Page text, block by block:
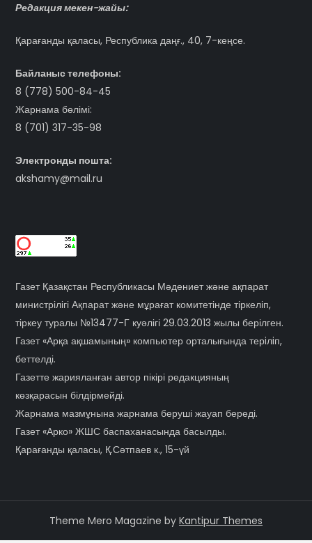
Редакция мекен-жайы:
Қарағанды қаласы, Республика даңғ., 40, 7-кеңсе.
Байланыс телефоны:
8 (778) 500-84-45
Жарнама бөлімі:
8 (701) 317-35-98
Электронды пошта:
akshamy@mail.ru
Газет Қазақстан Республикасы Мәдениет және ақпарат
министрілігі Ақпарат және мұрағат комитетінде тіркеліп,
тіркеу туралы №13477-Г куәлігі 29.03.2013 жылы берілген.
Газет «Арқа ақшамының» компьютер орталығында терiлiп,
беттелді.
Газетте жарияланған автор пікірі редакцияның
көзқарасын білдірмейді.
Жарнама мазмұнына жарнама беруші жауап береді.
Газет «Арко» ЖШС баспаханасында басылды.
Қарағанды қаласы, Қ.Сәтпаев к., 15-үй
Theme Mero Magazine by Kantipur Themes